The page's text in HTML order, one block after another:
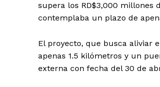
supera los RD$3,000 millones
contemplaba un plazo de
El proyecto, que busca aliviar
apenas 1.5 kilómetros y un
externa con fecha del 30 de